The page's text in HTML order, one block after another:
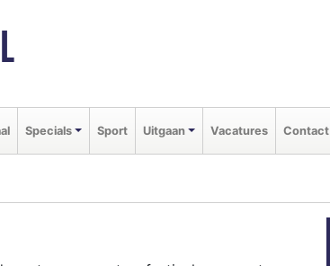
Specials Sport Uitgaan Vacatures Contact